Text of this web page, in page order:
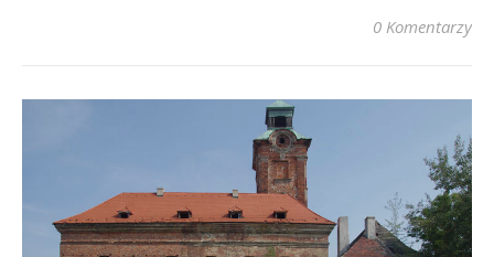
0 Komentarzy